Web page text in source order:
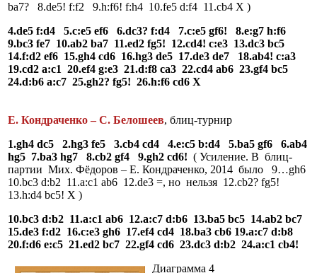
ba7? 8.de5! f:f2 9.h:f6! f:h4 10.fe5 d:f4 11.cb4 Х )
4.de5 f:d4 5.c:e5 ef6 6.dc3? f:d4 7.c:e5 gf6! 8.e:g7 h:f6
9.bc3 fe7 10.ab2 ba7 11.ed2 fg5! 12.cd4! c:e3 13.dc3 bc5
14.f:d2 ef6 15.gh4 cd6 16.hg3 de5 17.de3 de7 18.ab4! c:a3
19.cd2 a:c1 20.ef4 g:e3 21.d:f8 ca3 22.cd4 ab6 23.gf4 bc5
24.d:b6 a:c7 25.gh2? fg5! 26.h:f6 cd6 Х
Е. Кондраченко – С. Белошеев, блиц-турнир
1.gh4 dc5 2.hg3 fe5 3.cb4 cd4 4.e:c5 b:d4 5.ba5 gf6 6.ab4
hg5 7.ba3 hg7 8.cb2 gf4 9.gh2 cd6! ( Усиление. В блиц-
партии Мих. Фёдоров – Е. Кондраченко, 2014 было 9…gh6
10.bc3 d:b2 11.a:c1 ab6 12.de3 =, но нельзя 12.cb2? fg5!
13.h:d4 bc5! Х )
10.bc3 d:b2 11.a:c1 ab6 12.a:c7 d:b6 13.ba5 bc5 14.ab2 bc7
15.de3 f:d2 16.c:e3 gh6 17.ef4 cd4 18.ba3 cb6 19.a:c7 d:b8
20.f:d6 e:c5 21.ed2 bc7 22.gf4 cd6 23.dc3 d:b2 24.a:c1 cb4!
Диаграмма 4